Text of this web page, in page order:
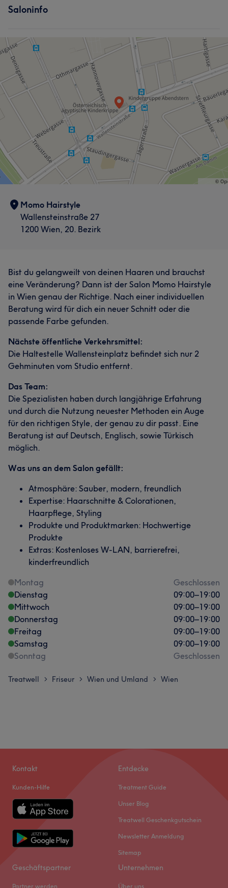
Saloninfo
Momo Hairstyle
Wallensteinstraße 27
1200 Wien, 20. Bezirk
Bist du gelangweilt von deinen Haaren und brauchst
eine Veränderung? Dann ist der Salon Momo Hairstyle
in Wien genau der Richtige. Nach einer individuellen
Beratung wird für dich ein neuer Schnitt oder die
passende Farbe gefunden.
Nächste öffentliche Verkehrsmittel:
Die Haltestelle Wallensteinplatz befindet sich nur 2
Gehminuten vom Studio entfernt.
Das Team:
Die Spezialisten haben durch langjährige Erfahrung
und durch die Nutzung neuester Methoden ein Auge
für den richtigen Style, der genau zu dir passt. Eine
Beratung ist auf Deutsch, Englisch, sowie Türkisch
möglich.
Was uns an dem Salon gefällt:
Atmosphäre: Sauber, modern, freundlich
Expertise: Haarschnitte & Colorationen,
Haarpflege, Styling
Produkte und Produktmarken: Hochwertige
Produkte
Extras: Kostenloses W-LAN, barrierefrei,
kinderfreundlich
Montag
Geschlossen
Dienstag
09:00–19:00
Mittwoch
09:00–19:00
Donnerstag
09:00–19:00
Freitag
09:00–19:00
Samstag
09:00–19:00
Sonntag
Geschlossen
Treatwell > Friseur > Wien und Umland > Wien
Kontakt
Kunden-Hilfe
Entdecke
Treatment Guide
Unser Blog
Treatwell Geschenkgutschein
Newsletter Anmeldung
Sitemap
Geschäftspartner
Partner werden
Unternehmen
Über uns